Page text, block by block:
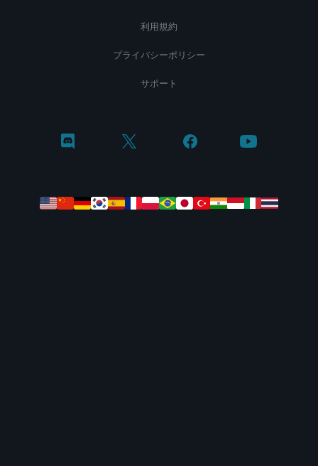
利用規約
プライバシーポリシー
サポート